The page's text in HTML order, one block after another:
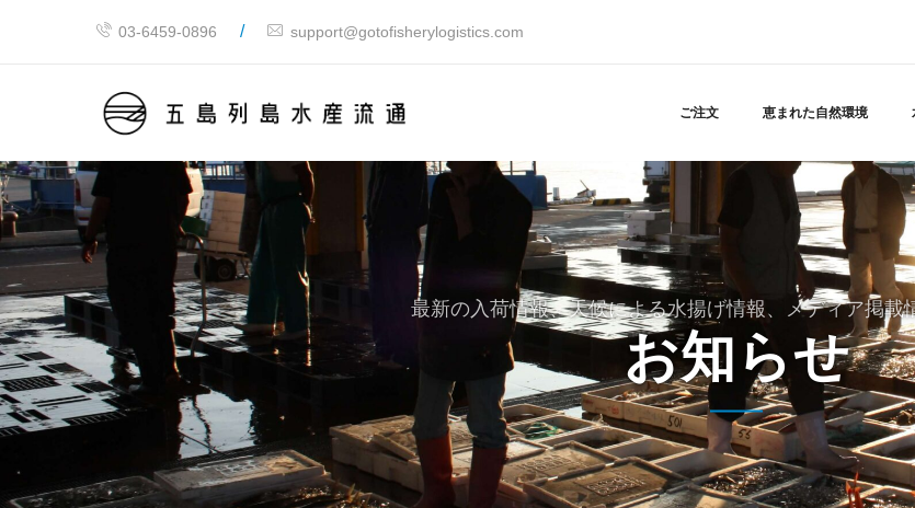
03-6459-0896 / support@gotofisherylogistics.com
ご注文 恵まれた自然環境
最新の入荷情報、天候による水揚げ情報、メディア掲載
お知らせ